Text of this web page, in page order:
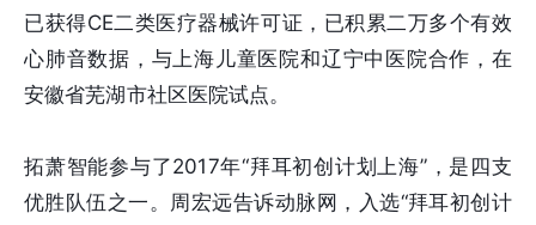
已获得CE二类医疗器械许可证，已积累二万多个有效
心肺音数据，与上海儿童医院和辽宁中医院合作，在
安徽省芜湖市社区医院试点。
拓萧智能参与了2017年“拜耳初创计划上海”，是四支
优胜队伍之一。周宏远告诉动脉网，入选“拜耳初创计